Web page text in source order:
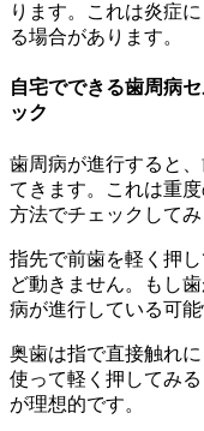
ります。これは炎症
る場合があります。
自宅でできる歯周病
ック
歯周病が進行すると
てきます。これは重
方法でチェックしてみ
指先で前歯を軽く押
ど動きません。もし
病が進行している可能
奥歯は指で直接触れ
使って軽く押してみ
が理想的です。